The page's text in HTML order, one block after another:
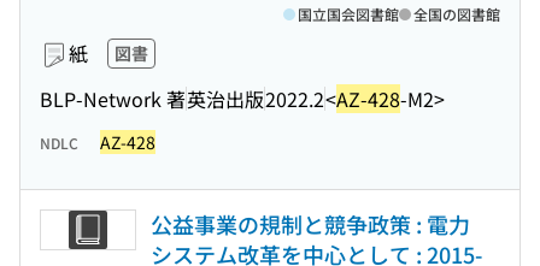
紙 図書
BLP-Network 著英治出版2022.2<AZ-428-M2>
国立国会図書館 全国の図書館
NDLC AZ-428
公益事業の規制と競争政策 : 電力
システム改革を中心として : 2015-